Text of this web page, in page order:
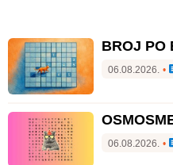
BROJ PO
06.08.2026. •
06.08.2026. •